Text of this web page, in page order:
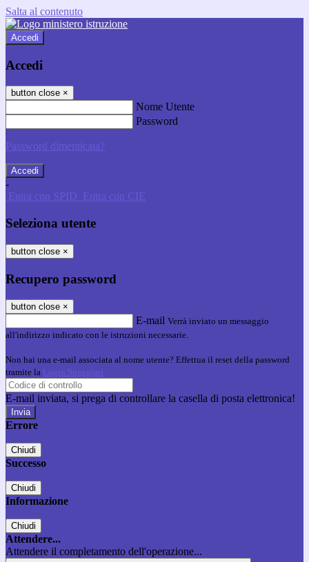
Salta al contenuto
Accedi
Accedi
button close ×
Nome Utente
Password
Password dimenticata?
-
Entra con SPID Entra con CIE
Seleziona utente
button close ×
Recupero password
button close ×
E-mail Verrà inviato un messaggio
all'indirizzo indicato con le istruzioni necessarie.
Non hai una e-mail associata al nome utente? Effettua il reset della password
tramite la Login Spaggiari
E-mail inviata, si prega di controllare la casella di posta elettronica!
Errore
Chiudi
Successo
Chiudi
Informazione
Chiudi
Attendere...
Attendere il completamento dell'operazione...